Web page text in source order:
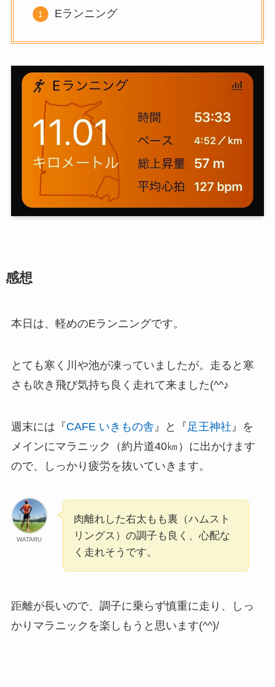
Eランニング
感想
本日は、軽めのEランニングです。
とても寒く川や池が凍っていましたが。走ると寒
さも吹き飛び気持ち良く走れて来ました(^^♪
週末には『CAFE いきもの舎 』と『 足王神社 』を
メインにマラニック（約片道40㎞）に出かけます
ので、しっかり疲労を抜いていきます。
WATARU
肉離れした右太もも裏（ハムスト
リングス）の調子も良く、心配な
く走れそうです。
距離が長いので、調子に乗らず慎重に走り、しっ
かりマラニックを楽しもうと思います(^^)/